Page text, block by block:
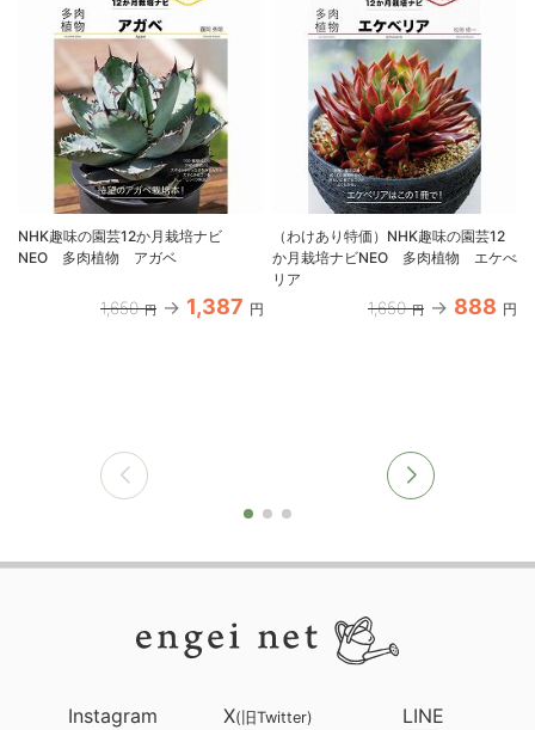
NHK趣味の園芸12か月栽培ナビ
NEO 多肉植物 アガベ
1,650 円 1,387 円
（わけあり特価）NHK趣味の園芸12
か月栽培ナビNEO 多肉植物 エケべ
リア
1,650 円 888 円
Instagram X(旧Twitter) LINE